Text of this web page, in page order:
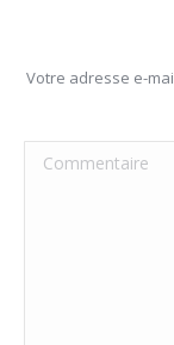
Votre adresse e-
Commentaire